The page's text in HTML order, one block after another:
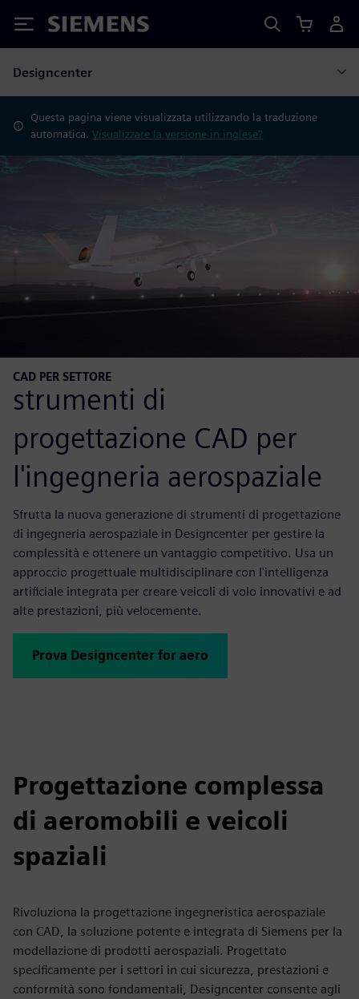
Siemens
Designcenter
Questa pagina viene visualizzata utilizzando la traduzione
automatica.Visualizzare la versione in inglese?
CAD PER SETTORE
strumenti di
progettazione CAD per
l'ingegneria aerospaziale
Sfrutta la nuova generazione di strumenti di progettazione
di ingegneria aerospaziale in Designcenter per gestire la
complessità e ottenere un vantaggio competitivo. Usa un
approccio progettuale multidisciplinare con l'intelligenza
artificiale integrata per creare veicoli di volo innovativi e ad
alte prestazioni, più velocemente.
Prova Designcenter for aero
Progettazione complessa
di aeromobili e veicoli
spaziali
Rivoluziona la progettazione ingegneristica aerospaziale
con CAD, la soluzione potente e integrata di Siemens per la
modellazione di prodotti aerospaziali. Progettato
specificamente per i settori in cui sicurezza, prestazioni e
conformità sono fondamentali, Designcenter consente agli